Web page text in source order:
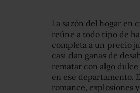
La sazón del hogar en
reúne a todo tipo de
completa a un precio
casi dan ganas de
rematar con algo
en ese departamento.
romance, explosiones